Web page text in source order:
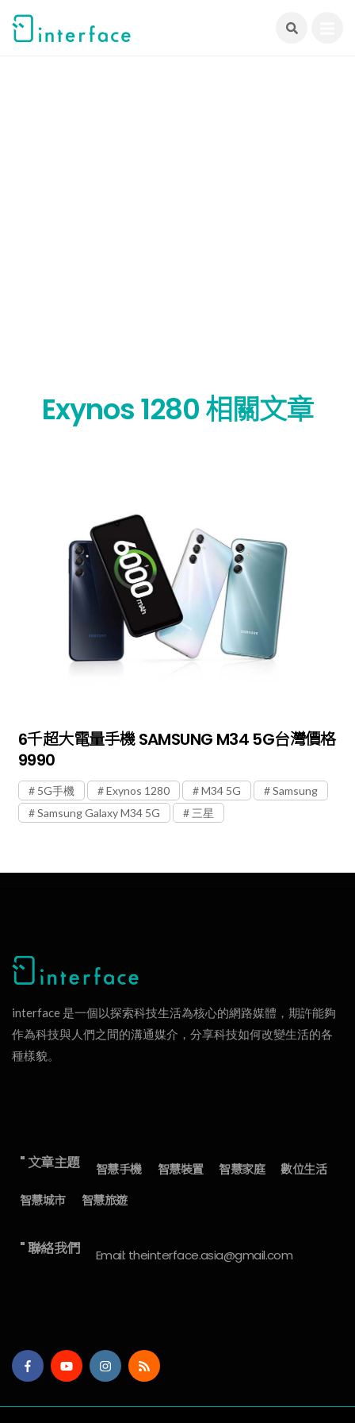
Exynos 1280 相關文章
6千超大電量手機 SAMSUNG M34 5G台灣價格
9990
5G手機 Exynos 1280 M34 5G
Samsung
Samsung Galaxy M34 5G
三星
interface 是一個以探索科技生活為核心的網路媒體，期許能夠
作為科技與人們之間的溝通媒介，分享科技如何改變生活的各
種樣貌。
" 文章主題 智慧手機 智慧裝置 智慧家庭
數位生活
智慧城市
智慧旅遊
" 聯絡我們 Email: theinterface.asia@gmail.com